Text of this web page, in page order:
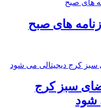
های صبح
سبز کرج
شود